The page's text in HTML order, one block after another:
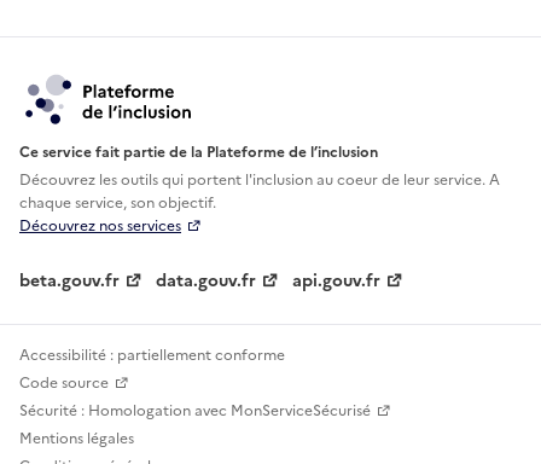
Ce service fait partie de la Plateforme de l’inclusion
Découvrez les outils qui portent l'inclusion aucoeur de leur service. A
chaque service, son objectif.
Découvrez nos services
beta.gouv.fr data.gouv.fr api.gouv.fr
Accessibilité : partiellement conforme
Code source
Sécurité : Homologation avec MonServiceSécurisé
Mentions légales